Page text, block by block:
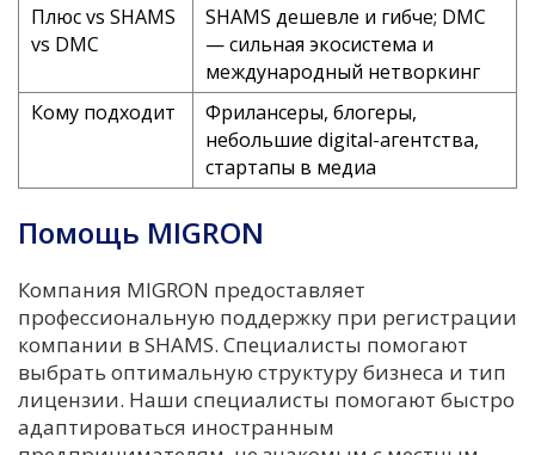
Плюс vs SHAMS
vs DMC
SHAMS дешевле и гибче; DMC
— сильная экосистема и
международный нетворкинг
Кому подходит
Фрилансеры, блогеры,
небольшие digital-агентства,
стартапы в медиа
Помощь MIGRON
Компания MIGRON предоставляет
профессиональную поддержку при регистрации
компании в SHAMS. Специалисты помогают
выбрать оптимальную структуру бизнеса и тип
лицензии. Наши специалисты помогают быстро
адаптироваться иностранным